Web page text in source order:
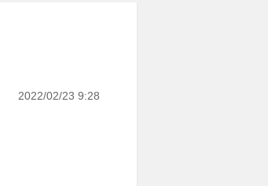
2022/02/23 9:28